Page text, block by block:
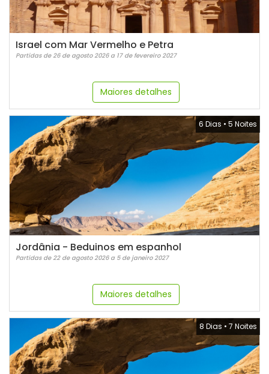
Israel com Mar Vermelho e Petra
Partidas de 26 de agosto 2026 a 17 de fevereiro 2027
Maiores detalhes
6 Dias • 5 Noites
Jordânia - Beduinos em espanhol
Partidas de 22 de agosto 2026 a 5 de janeiro 2027
Maiores detalhes
8 Dias • 7 Noites